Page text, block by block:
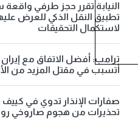
النيابة تقرر حجز طرفي واقعة
تطبيق النقل الذكي للعرض
لاستكمال التحقيقات
ترامب: أفضل الاتفاق مع إيران
أتسبب في مقتل المزيد من
صفارات الإنذار تدوي في
تحذيرات من هجوم صاروخي